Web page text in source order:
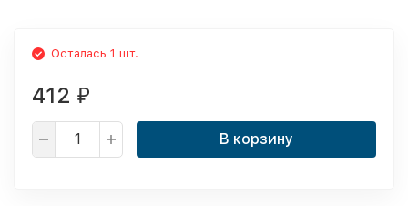
Осталась 1 шт.
412 ₽
В корзину